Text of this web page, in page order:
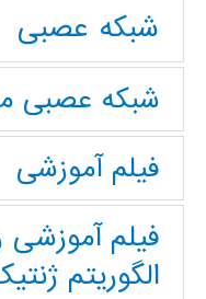
شبکه عصبی
شبکه عصبی
فیلم آموزشی
فیلم آموزشی
الگوریتم